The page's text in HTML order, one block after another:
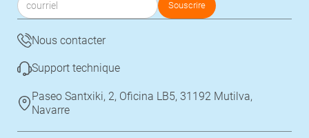
Nous contacter
Support technique
Paseo Santxiki, 2, Oficina LB5, 31192 Mutilva,
Navarre